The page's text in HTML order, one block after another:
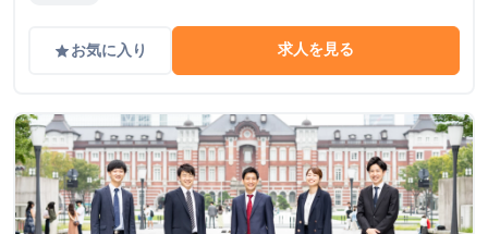
gradeお気に入り 求人を見る